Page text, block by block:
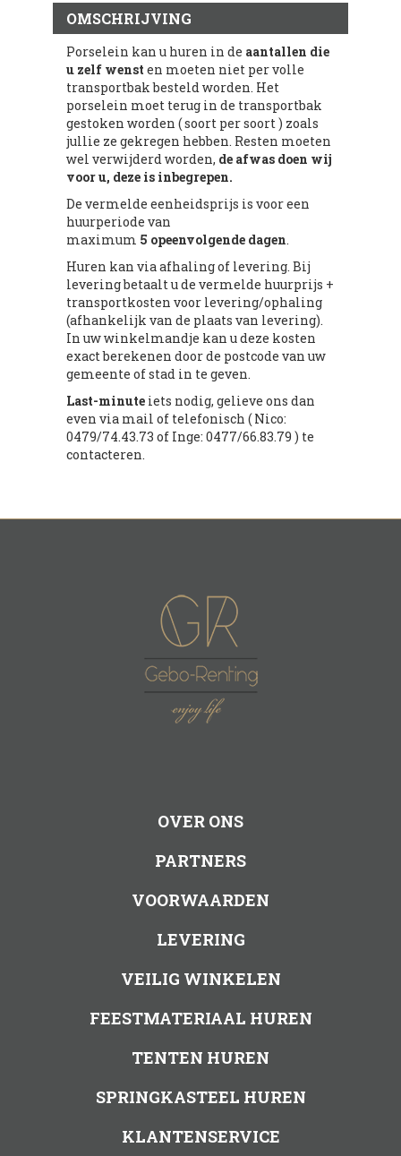
OMSCHRIJVING
Porselein kan u huren in de aantallen die
u zelf wenst en moeten niet per volle
transportbak besteld worden. Het
porselein moet terug in de transportbak
gestoken worden ( soort per soort ) zoals
jullie ze gekregen hebben. Resten moeten
wel verwijderd worden, de afwas doen wij
voor u, deze is inbegrepen.
De vermelde eenheidsprijs is voor een
huurperiode van
maximum 5 opeenvolgende dagen.
Huren kan via afhaling of levering. Bij
levering betaalt u de vermelde huurprijs +
transportkosten voor levering/ophaling
(afhankelijk van de plaats van levering).
In uw winkelmandje kan u deze kosten
exact berekenen door de postcode van uw
gemeente of stad in te geven.
Last-minute iets nodig, gelieve ons dan
even via mail of telefonisch ( Nico:
0479/74.43.73 of Inge: 0477/66.83.79 ) te
contacteren.
OVER ONS
PARTNERS
VOORWAARDEN
LEVERING
VEILIG WINKELEN
FEESTMATERIAAL HUREN
TENTEN HUREN
SPRINGKASTEEL HUREN
KLANTENSERVICE